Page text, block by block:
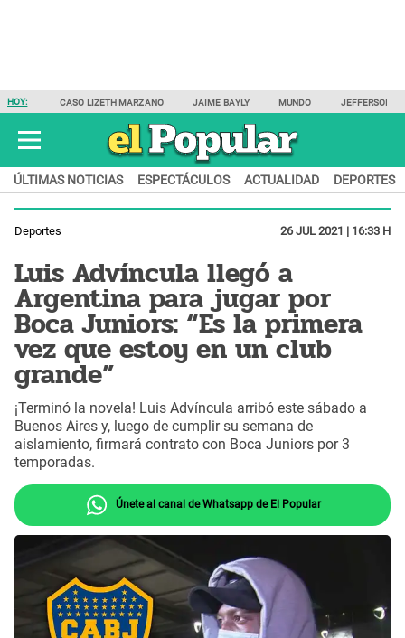
HOY: CASO LIZETH MARZANO JAIME BAYLY MUNDO JEFFERSON
ÚLTIMAS NOTICIAS ESPECTÁCULOS ACTUALIDAD DEPORTES
Deportes 26 JUL 2021 | 16:33 H
Luis Advíncula llegó a
Argentina para jugar por
Boca Juniors: “Es la primera
vez que estoy en un club
grande”
¡Terminó la novela! Luis Advíncula arribó este sábado a
Buenos Aires y, luego de cumplir su semana de
aislamiento, firmará contrato con Boca Juniors por 3
temporadas.
Únete al canal de Whatsapp de El Popular